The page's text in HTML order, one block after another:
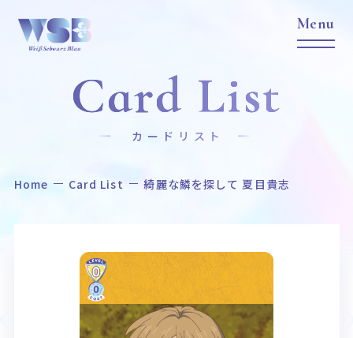
Home News
作品タイトル
Event
イベント
Card List
カードリスト
Card List
カードリスト
Home Card List 綺麗な鱗を探して 夏目貴志